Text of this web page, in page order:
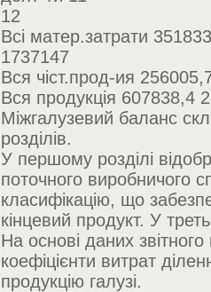
12
Всі матер.затрати
1737147
Вся чіст.прод-ия
Вся продукція 607838,4
Міжгалузевий баланс
розділів.
У першому розділі
поточного виробничого
класифікацію, що
кінцевий продукт. У
На основі даних
коефіцієнти витрат
продукцію галузі.